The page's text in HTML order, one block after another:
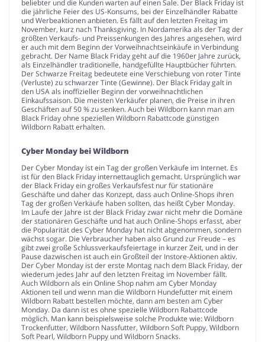
beliebter und die Kunden warten auf einen Sale. Der Black Friday ist
die jährliche Feier des US-Konsums, bei der Einzelhändler Rabatte
und Werbeaktionen anbieten. Es fällt auf den letzten Freitag im
November, kurz nach Thanksgiving. In Nordamerika als der Tag der
größten Verkaufs- und Preissenkungen des Jahres angesehen, wird
er auch mit dem Beginn der Vorweihnachtseinkäufe in Verbindung
gebracht. Der Name Black Friday geht auf die 1960er Jahre zurück,
als Einzelhändler traditionelle, handgefüllte Hauptbücher führten.
Der Schwarze Freitag bedeutete eine Verschiebung von roter Tinte
(Verluste) zu schwarzer Tinte (Gewinne). Der Black Friday galt in
den USA als inoffizieller Beginn der vorweihnachtlichen
Einkaufssaison. Die meisten Verkäufer planen, die Preise in ihren
Geschäften auf 50 % zu senken. Auch bei Wildborn kann man am
Black Friday ohne speziellen Wildborn Rabattcode günstigen
Wildborn Rabatt erhalten.
Cyber Monday bei Wildborn
Der Cyber Monday ist ein Tag der großen Verkäufe im Internet. Es
ist für den Black Friday internettauglich gemacht. Ursprünglich war
der Black Friday ein großes Verkaufsfest nur für stationäre
Geschäfte und daher das Konzept, dass auch Online-Shops ihren
Tag der großen Verkäufe haben sollten, das heißt Cyber Monday.
Im Laufe der Jahre ist der Black Friday zwar nicht mehr die Domäne
der stationären Geschäfte und hat auch Online-Shops erfasst, aber
die Popularität des Cyber Monday hat nicht abgenommen, sondern
wächst sogar. Die Verbraucher haben also Grund zur Freude – es
gibt zwei große Schlussverkaufsfeiertage in kurzer Zeit, und in der
Pause dazwischen ist auch ein Großteil der Instore-Aktionen aktiv.
Der Cyber Monday ist der erste Montag nach dem Black Friday, der
wiederum jedes Jahr auf den letzten Freitag im November fällt.
Auch Wildborn als ein Online Shop nahm am Cyber Monday
Aktionen teil und wenn man die Wildborn Hundefutter mit einem
Wildborn Rabatt bestellen möchte, dann am besten am Cyber
Monday. Da dann ist es ohne spezielle Wildborn Rabattcode
möglich. Man kann beispielsweise solche Produkte wie: Wildborn
Trockenfutter, Wildborn Nassfutter, Wildborn Soft Puppy, Wildborn
Soft Pearl, Wildborn Puppy und Wildborn Snacks.